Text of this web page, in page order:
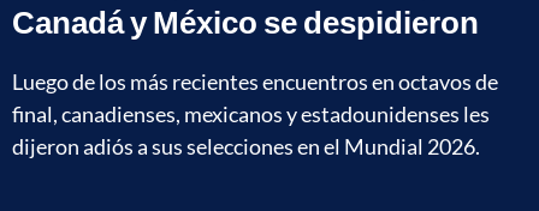
Canadá y México se despidieron
Luego de los más recientes encuentros en octavos de
final, canadienses, mexicanos y estadounidenses les
dijeron adiós a sus selecciones en el Mundial 2026.